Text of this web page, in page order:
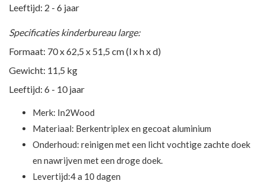
Leeftijd: 2 - 6 jaar
Specificaties kinderbureau large:
Formaat: 70 x 62,5 x 51,5 cm (l x h x d)
Gewicht: 11,5 kg
Leeftijd: 6 - 10 jaar
Merk: In2Wood
Materiaal: Berkentriplex en gecoat aluminium
Onderhoud: reinigen met een licht vochtige zachte doek
en nawrijven met een droge doek.
Levertijd:4 a 10 dagen